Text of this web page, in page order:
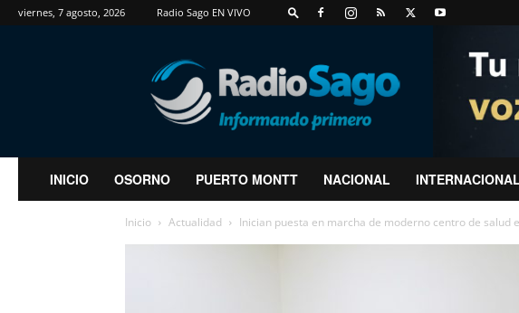
viernes, 7 agosto, 2026 Radio Sago EN VIVO
RadioSago
INICIO OSORNO PUERTO MONTT NACIONAL
Inicio Actualidad Inician puesta en marcha de moderno centro de salud